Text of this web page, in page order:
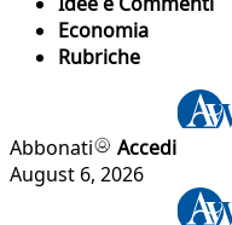
Economia
Rubriche
Abbonati
Accedi
August 6, 2026